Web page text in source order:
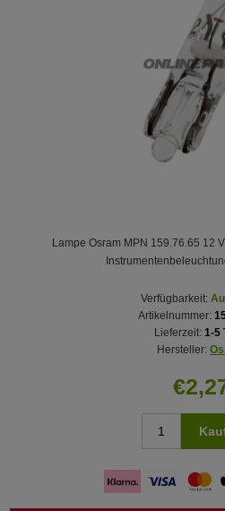
Lampe Osram MPN 159.76.65 12
Verfügbarkeit:
Artikelnummer:
Lieferzeit: 1-5
Hersteller: